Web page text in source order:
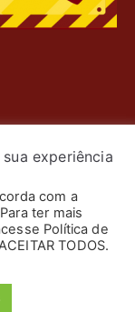
do Rio de
experiência
com a
ter mais
Política de
TODOS.